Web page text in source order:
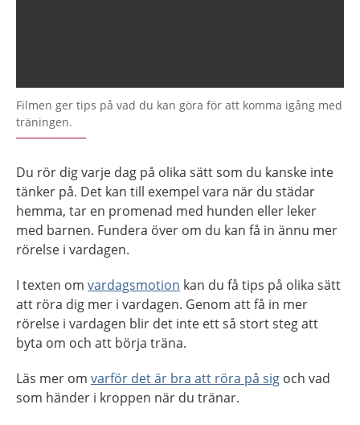
Filmen ger tips på vad du kan göra för att komma igång med
träningen.
Du rör dig varje dag på olika sätt som du kanske inte
tänker på. Det kan till exempel vara när du städar
hemma, tar en promenad med hunden eller leker
med barnen. Fundera över om du kan få in ännu mer
rörelse i vardagen.
I texten om vardagsmotion kan du få tips på olika sätt
att röra dig mer i vardagen. Genom att få in mer
rörelse i vardagen blir det inte ett så stort steg att
byta om och att börja träna.
Läs mer om varför det är bra att röra på sig och vad
som händer i kroppen när du tränar.